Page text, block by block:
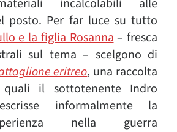
incalcolabili alle
posto. Per far luce su tutto
e la figlia Rosanna– fresca
sul tema – scelgono di
eritreo, una raccolta
il sottotenente Indro
informalmente la
nella guerra